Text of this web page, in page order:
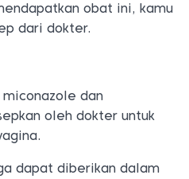
obat ini, kamu
dari dokter.
dan
oleh dokter untuk
dapat diberikan dalam